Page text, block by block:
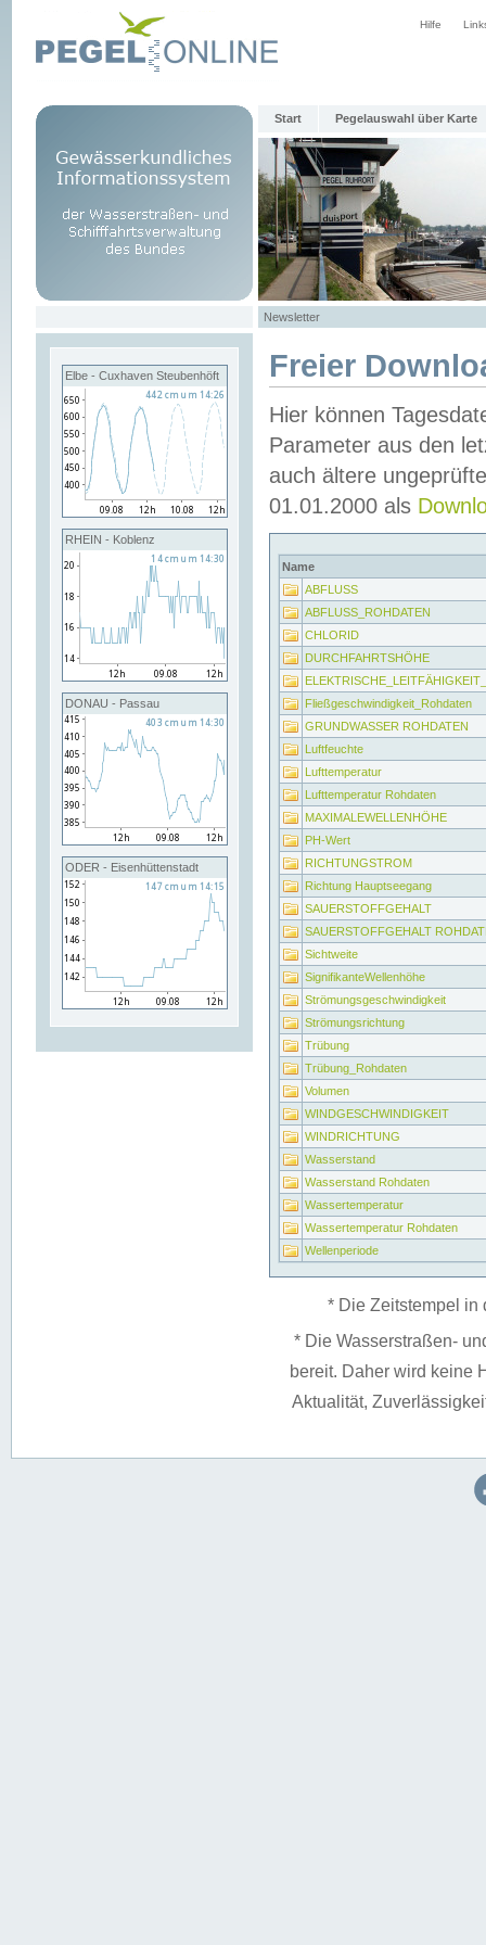
Hilfe
Start Pegelauswahl über Karte
Newsletter
Elbe - Cuxhaven Steubenhöft
RHEIN - Koblenz
DONAU - Passau
ODER - Eisenhüttenstadt
Freier
Hier können
Parameter aus den
auch ältere
01.01.2000 als
Name
ABFLUSS
ABFLUSS_ROHDATEN
CHLORID
DURCHFAHRTSHÖHE
Fließgeschwindigkeit_Rohdaten
GRUNDWASSER ROHDATEN
Luftfeuchte
Lufttemperatur
Lufttemperatur Rohdaten
MAXIMALEWELLENHÖHE
PH-Wert
RICHTUNGSTROM
Richtung Hauptseegang
SAUERSTOFFGEHALT
SAUERSTOFFGEHALT
Sichtweite
SignifikanteWellenhöhe
Strömungsgeschwindigkeit
Strömungsrichtung
Trübung
Trübung_Rohdaten
Volumen
WINDGESCHWINDIGKEIT
WINDRICHTUNG
Wasserstand
Wasserstand Rohdaten
Wassertemperatur
Wassertemperatur Rohdaten
Wellenperiode
* Die Zeitstempel in
* Die Wasserstraßen-
bereit. Daher wird keine
Aktualität,